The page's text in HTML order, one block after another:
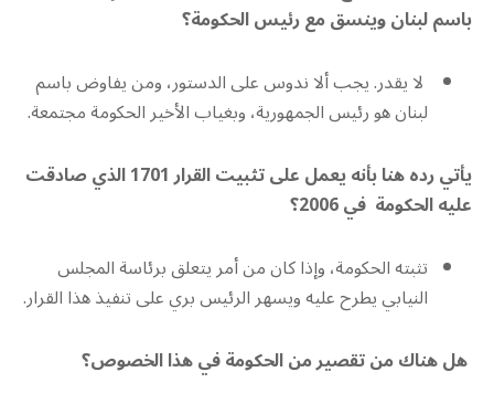
باسم لبنان وينسق مع رئيس الحكومة؟
لا يقدر. يجب ألا ندوس على الدستور، ومن يفاوض باسم
لبنان هو رئيس الجمهورية، وبغياب الأخير الحكومة مجتمعة.
يأتي رده هنا بأنه يعمل على تثبيت القرار 1701 الذي صادقت
عليه الحكومة في 2006؟
تثبته الحكومة، وإذا كان من أمر يتعلق برئاسة المجلس
النيابي يطرح عليه ويسهر الرئيس بري على تنفيذ هذا القرار.
هل هناك من تقصير من الحكومة في هذا الخصوص؟